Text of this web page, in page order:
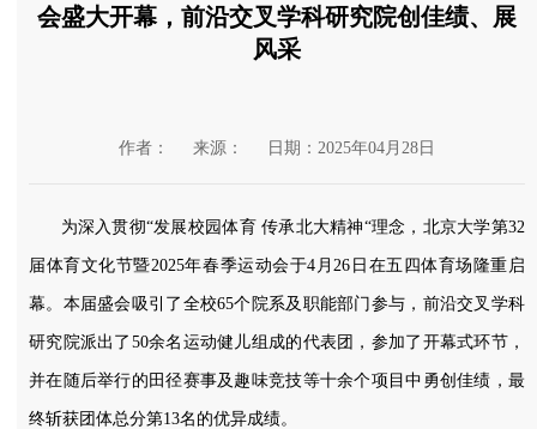
会盛大开幕，前沿交叉学科研究院创佳绩、展
风采
作者： 来源： 日期：2025年04月28日
为深入贯彻“发展校园体育 传承北大精神“理念，北京大学第32
届体育文化节暨2025年春季运动会于4月26日在五四体育场隆重启
幕。本届盛会吸引了全校65个院系及职能部门参与，前沿交叉学科
研究院派出了50余名运动健儿组成的代表团，参加了开幕式环节，
并在随后举行的田径赛事及趣味竞技等十余个项目中勇创佳绩，最
终斩获团体总分第13名的优异成绩。